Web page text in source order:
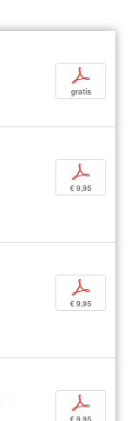
p
gratis
p
€ 9,95
p
€ 9,95
p